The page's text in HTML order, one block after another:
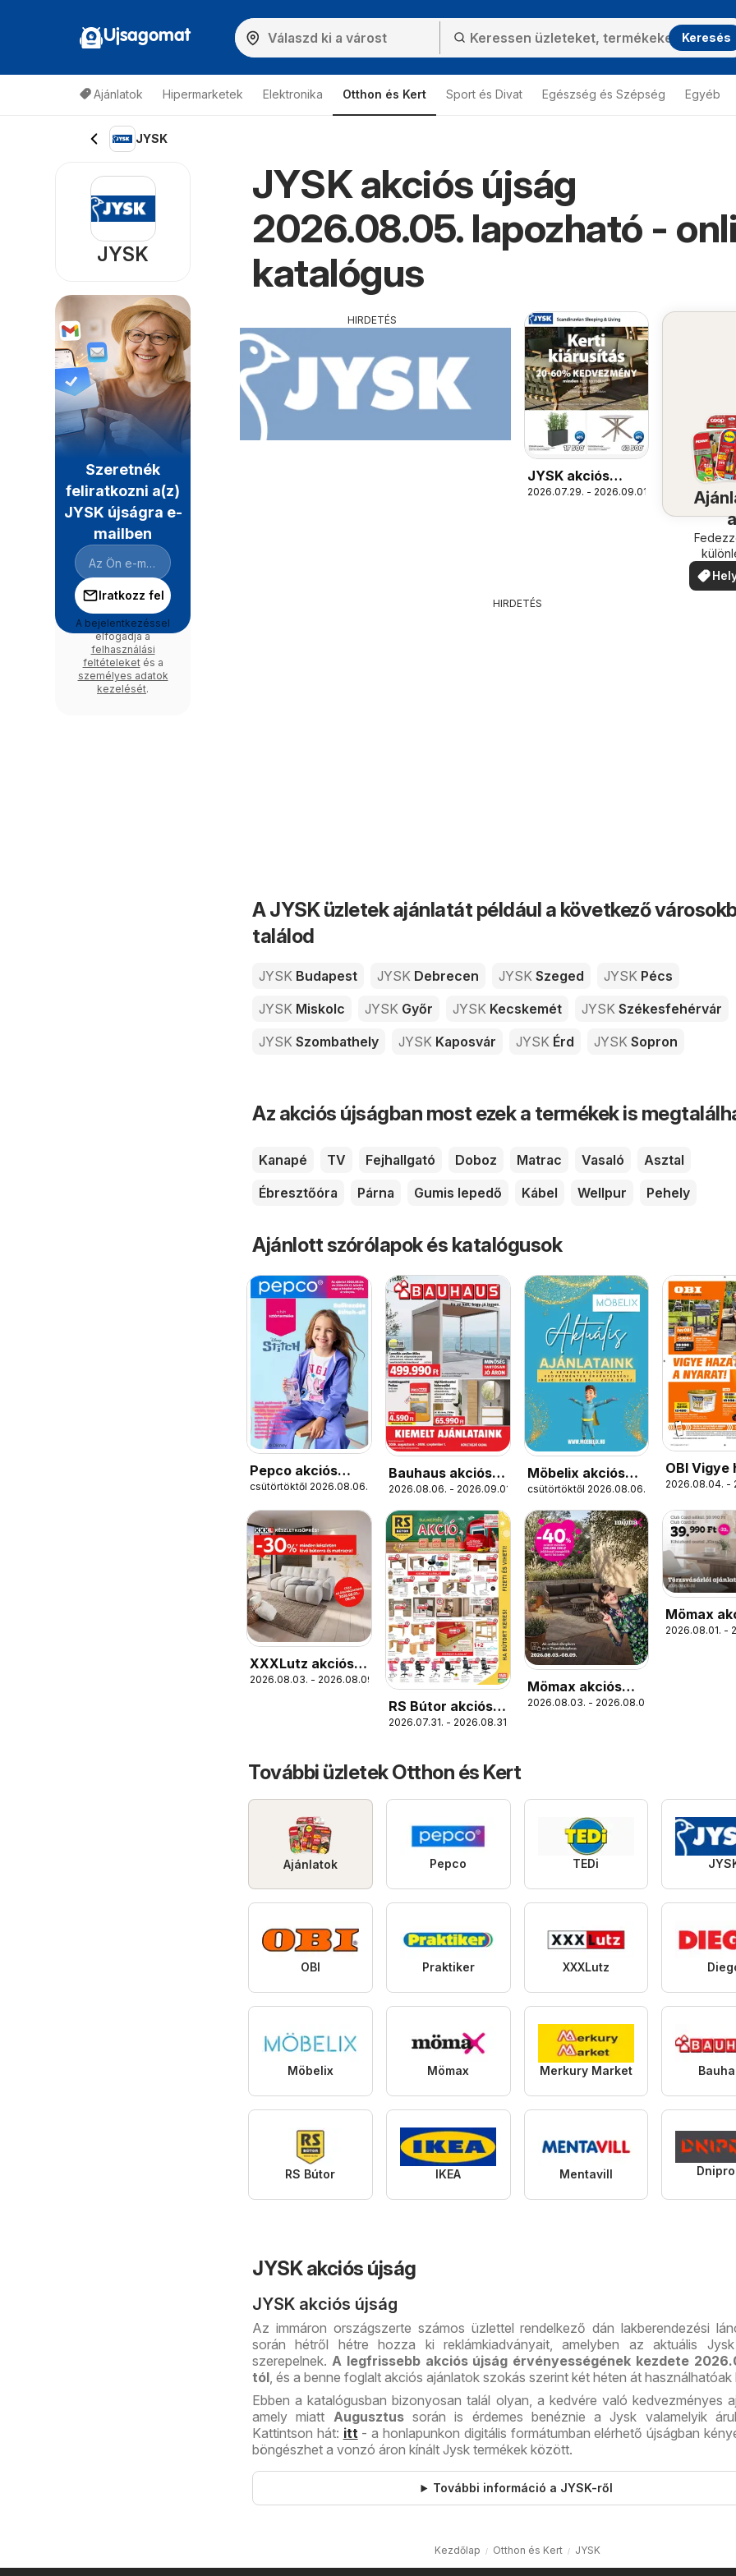
Ujsagomat Keresés
Ajánlatok Hipermarketek Elektronika Otthon és Kert Sport és Divat Egészség és Szépség Egyéb
JYSK
JYSK akciós újság
2026.08.05. lapozható -
katalógus
HIRDETÉS
JYSK akciós
újság
2026.07.29. - 2026.09.01.
a
HIRDETÉS
A JYSK üzletek ajánlatát például a következő
találod
JYSK Budapest JYSK Debrecen JYSK Szeged JYSK Pécs
JYSK Miskolc JYSK Győr JYSK Kecskemét JYSK Székesfehérvár
JYSK Szombathely JYSK Kaposvár JYSK Érd JYSK Sopron
Az akciós újságban most ezek a termékek is
Kanapé TV Fejhallgató Doboz Matrac Vasaló
Asztal
Ébresztőóra
Párna Gumis lepedő Kábel Wellpur Pehely
Ajánlott szórólapok és katalógusok
Pepco akciós
újság
csütörtöktől 2026.08.06.
Bauhaus akciós
újság
2026.08.06. - 2026.09.01.
Möbelix akciós
újság
csütörtöktől 2026.08.06.
OBI Vigye
nyarat!
2026.08.04. -
XXXLutz akciós
újság
2026.08.03. - 2026.08.09.
RS Bútor akciós
újság
2026.07.31. - 2026.08.31.
Mömax akciós
újság
2026.08.03. - 2026.08.09.
Mömax
újság
2026.08.01. -
További üzletek Otthon és Kert
Ajánlatok Pepco TEDi
OBI Praktiker XXXLutz
Möbelix Mömax Merkury Market
RS Bútor IKEA Mentavill
JYSK akciós újság
JYSK akciós újság
Az immáron országszerte számos üzlettel rendelkező dán lakberendezési
során hétről hétre hozza ki reklámkiadványait, amelyben az aktuális
szerepelnek. A legfrissebb akciós újság érvényességének kezdete
tól, és a benne foglalt akciós ajánlatok szokás szerint két héten át használhatóak
Ebben a katalógusban bizonyosan talál olyan, a kedvére való kedvezményes
amely miatt Augusztussorán is érdemes benéznie a Jysk valamelyik
Kattintson hát: itt- a honlapunkon digitális formátumban elérhető újságban
böngészhet a vonzó áron kínált Jysk termékek között.
További információ a JYSK-ről
Kezdőlap Otthon és Kert JYSK
JYSK
Szeretnék
feliratkozni a(z)
JYSK újságra e-
mailben
Iratkozz fel
A bejelentkezéssel
elfogadja a
felhasználási
feltételeketés a
személyes adatok
kezelését.